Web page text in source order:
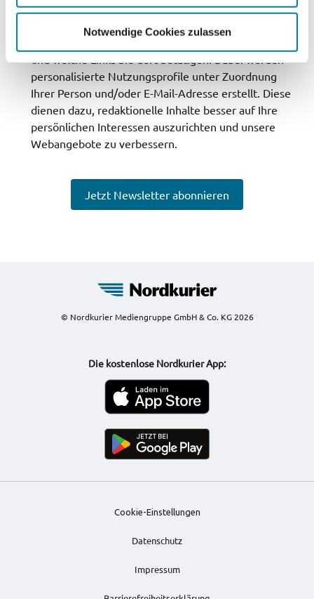
Notwendige Cookies zulassen
erfasst. Dies umfasst insbesondere die Bereiche der
jeweiligen Webseite, der mobilen App, des E-Mailings
oder des Newsletters, in denen Sie sich aufhalten,
und welche Links Sie dort betätigen. Dabei werden
personalisierte Nutzungsprofile unter Zuordnung
Ihrer Person und/oder E-Mail-Adresse erstellt. Diese
dienen dazu, redaktionelle Inhalte besser auf Ihre
persönlichen Interessen auszurichten und unsere
Webangebote zu verbessern.
Jetzt Newsletter abonnieren
© Nordkurier Mediengruppe GmbH & Co. KG 2026
Die kostenlose Nordkurier App:
Cookie-Einstellungen
Datenschutz
Impressum